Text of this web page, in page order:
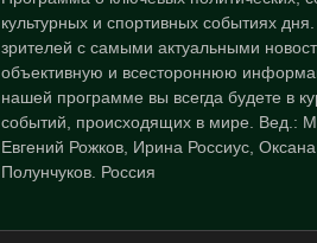
культурных и спортивных событиях
зрителей с самыми актуальными
объективную и всестороннюю
нашей программе вы всегда будете в
событий, происходящих в мире. Вед.:
Евгений Рожков, Ирина Россиус,
Полунчуков. Россия